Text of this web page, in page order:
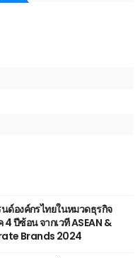
ด์องค์กรไทยในหมวดธุรกิจ
ปีซ้อน จากเวที ASEAN &
Brands 2024